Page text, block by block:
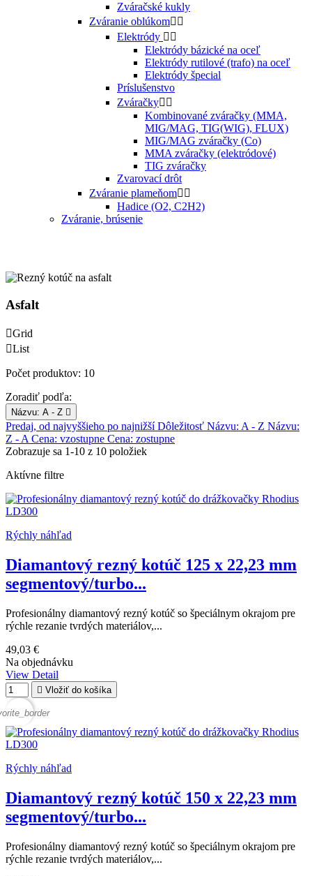
Zváračské kukly
Zváranie oblúkom 
Elektródy  
Elektródy bázické na oceľ
Elektródy rutilové (trafo) na oceľ
Elektródy špecial
Príslušenstvo
Zváračky 
Kombinované zváračky (MMA,
MIG/MAG, TIG(WIG), FLUX)
MIG/MAG zváračky (Co)
MMA zváračky (elektródové)
TIG zváračky
Zvarovací drôt
Zváranie plameňom 
Hadice (O2, C2H2)
Zváranie, brúsenie
Asfalt
Grid
List
Počet produktov: 10
Zoradiť podľa:
Názvu: A - Z 
Predaj, od najvyššieho po najnižšíDôležitosť Názvu: A - Z Názvu:
Z - ACena: vzostupne Cena: zostupne
Zobrazuje sa 1-10 z 10 položiek
Aktívne filtre
Rýchly náhľad
Diamantový rezný kotúč 125 x 22,23 mm
segmentový/turbo...
Profesionálny diamantový rezný kotúč so špeciálnym okrajom pre
rýchle rezanie tvrdých materiálov,...
49,03 €
Na objednávku
View Detail
 Vložiť do košíka
Rýchly náhľad
Diamantový rezný kotúč 150 x 22,23 mm
segmentový/turbo...
Profesionálny diamantový rezný kotúč so špeciálnym okrajom pre
rýchle rezanie tvrdých materiálov,...